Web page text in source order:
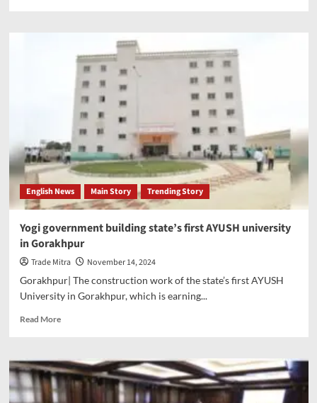
season
Ghaziabad,
and
AQI
situation
serious
English News Main Story Trending Story
Yogi government building state’s first AYUSH university
in Gorakhpur
Trade Mitra
November 14, 2024
Gorakhpur| The construction work of the state’s first AYUSH
University in Gorakhpur, which is earning...
Read MoreRead
Yogi
government
building